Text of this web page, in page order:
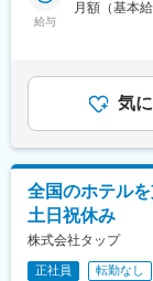
・数値ビッ
ム開発
・学習済み
ジェントな
・フィジカ
※状況に応じ
ます。
■配属予定部
給与
月額（基本
連続支給）
業を実施し
【チーフ】
額であり、
固定手当を
気
全国のホテル
土日祝休み
株式会社タップ
正社員 転勤なし